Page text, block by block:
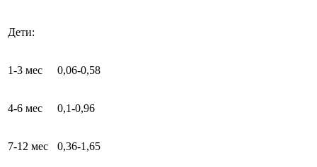
Дети:
1-3 мес 0,06-0,58
4-6 мес 0,1-0,96
7-12 мес 0,36-1,65